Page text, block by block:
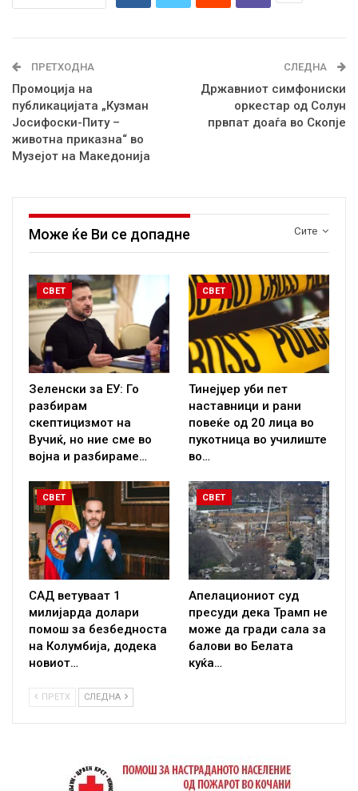
ПРЕТХОДНА
Промоција на
публикацијата „Кузман
Јосифоски-Питу –
животна приказна“ во
Музејот на Македонија
СЛЕДНА
Државниот симфониски
оркестар од Солун
првпат доаѓа во Скопје
Сите
Може ќе Ви се допадне
СВЕТ
Зеленски за ЕУ: Го
разбирам
скептицизмот на
Вучиќ, но ние сме во
војна и разбираме…
СВЕТ
Тинејџер уби пет
наставници и рани
повеќе од 20 лица во
пукотница во училиште
во…
СВЕТ
САД ветуваат 1
милијарда долари
помош за безбедноста
на Колумбија, додека
новиот…
СВЕТ
Апелациониот суд
пресуди дека Трамп не
може да гради сала за
балови во Белата
куќа…
ПРЕТХ СЛЕДНА